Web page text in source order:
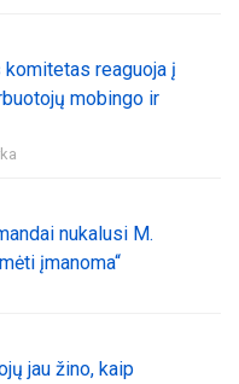
reaguoja į
mobingo ir
nukalusi M.
įmanoma“
jau žino, kaip